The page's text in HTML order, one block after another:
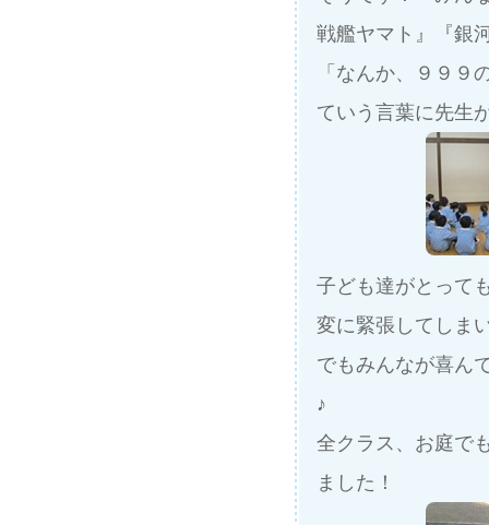
戦艦ヤマト』『銀
「なんか、９９９
ていう言葉に先生
子ども達がとって
変に緊張してしま
でもみんなが喜ん
♪
全クラス、お庭で
ました！